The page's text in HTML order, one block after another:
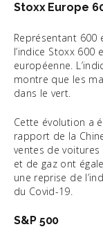
Stoxx Europe
Représentant 600
l’indice Stoxx 600
européenne.
montre que les
dans le vert.
Cette évolution a
rapport de la
ventes de
et de gaz ont
une reprise de
du Covid-19.
S&P 500